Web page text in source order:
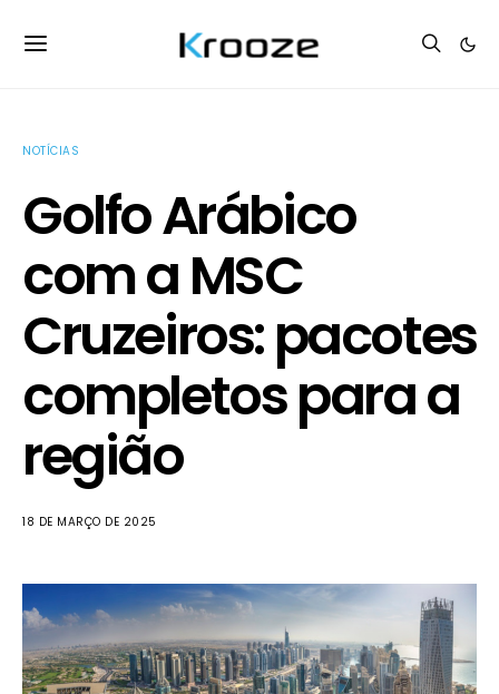
NOTÍCIAS
Golfo Arábico
com a MSC
Cruzeiros: pacotes
completos para a
região
18 DE MARÇO DE 2025